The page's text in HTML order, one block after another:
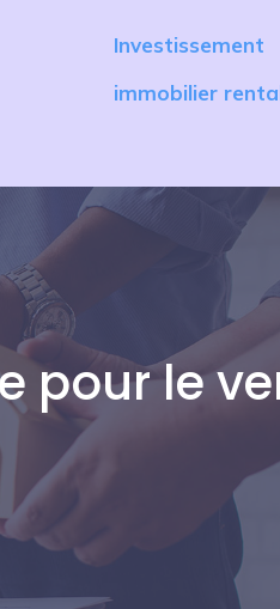
Investissement
immobilier
pour le